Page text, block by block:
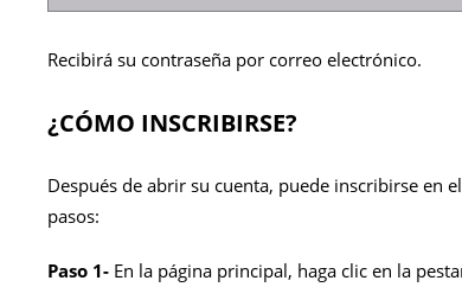
Recibirá su contraseña por correo electrónico.
¿CÓMO INSCRIBIRSE?
Después de abrir su cuenta, puede inscribirse en
pasos:
Paso 1- En la página principal, haga clic en la